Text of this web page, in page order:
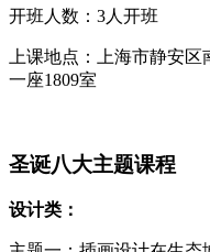
开班人数：3人开班
上课地点：上海市静安
一座1809室
圣诞八大主题课程
设计类：